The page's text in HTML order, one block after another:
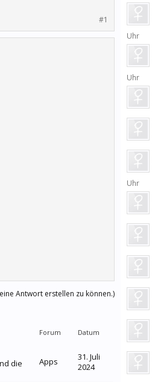
#1
Antwort erstellen zu können.)
Forum Datum
die
Apps
31. Juli
2024
Uhr
Uhr
Uhr